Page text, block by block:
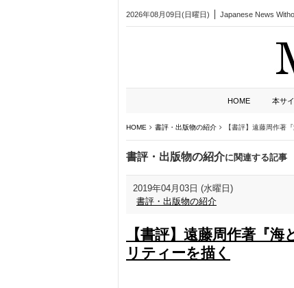
2026年08月09日(日曜日) Japanese News
HOME 本サ
HOME 書評・出版物の紹介 【書評】遠藤周作著
書評・出版物の紹介に関連する記事
2019年04月03日 (水曜日)
書評・出版物の紹介
【書評】遠藤周作著『
リティーを描く